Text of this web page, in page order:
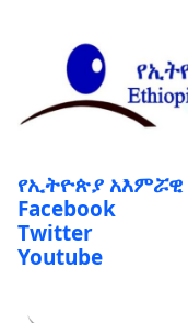
የኢትዮጵያ አእምሯዊ
Facebook
Twitter
Youtube